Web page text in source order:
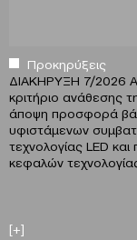
Προκηρύξεις
ΔΙΑΚΗΡΥΞΗ 7/2026
κριτήριο ανάθεσης
άποψη προσφορά
υφιστάμενων
τεχνολογίας LED
κεφαλών
[+]